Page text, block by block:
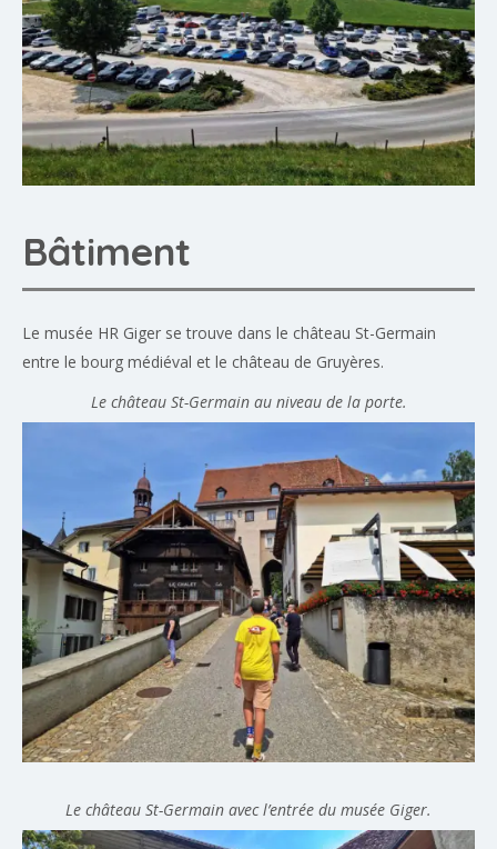
Bâtiment
Le musée HR Giger se trouve dans le château St-Germain
entre le bourg médiéval et le château de Gruyères.
Le château St-Germain au niveau de la porte.
Le château St-Germain avec l’entrée du musée Giger.